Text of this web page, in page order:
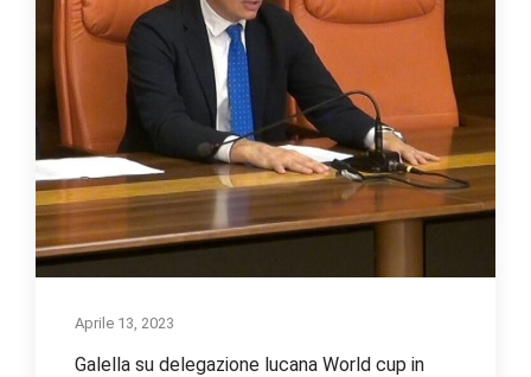
Aprile 13, 2023
Galella su delegazione lucana World cup in